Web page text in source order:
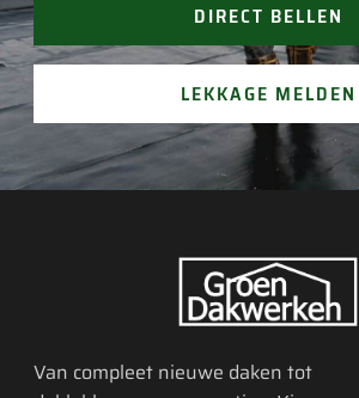
DIRECT BELLEN
LEKKAGE MELDEN
Van compleet nieuwe daken tot